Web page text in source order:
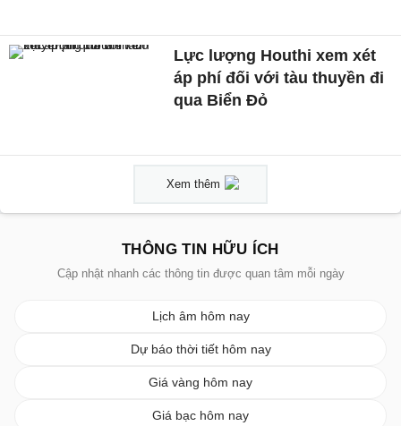
Lực lượng Houthi xem xét
áp phí đối với tàu thuyền đi
qua Biển Đỏ
Xem thêm
THÔNG TIN HỮU ÍCH
Cập nhật nhanh các thông tin được quan tâm mỗi ngày
Lịch âm hôm nay
Dự báo thời tiết hôm nay
Giá vàng hôm nay
Giá bạc hôm nay